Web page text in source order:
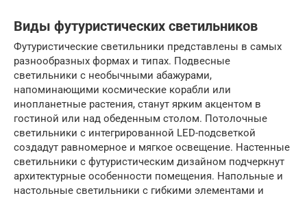
Виды футуристических светильников
Футуристические светильники представлены в самых
разнообразных формах и типах. Подвесные
светильники с необычными абажурами,
напоминающими космические корабли или
инопланетные растения, станут ярким акцентом в
гостиной или над обеденным столом. Потолочные
светильники с интегрированной LED-подсветкой
создадут равномерное и мягкое освещение. Настенные
светильники с футуристическим дизайном подчеркнут
архитектурные особенности помещения. Напольные и
настольные светильники с гибкими элементами и